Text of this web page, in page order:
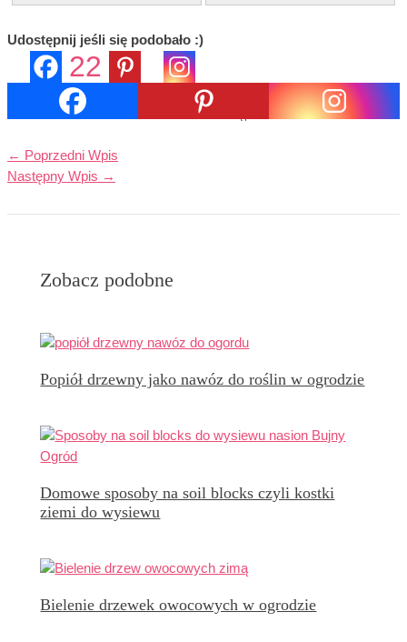
Udostępnij jeśli się podobało :)
22
22
← Poprzedni Wpis
Następny Wpis →
Zobacz podobne
Popiół drzewny jako nawóz do roślin w ogrodzie
Domowe sposoby na soil blocks czyli kostki
ziemi do wysiewu
Bielenie drzewek owocowych w ogrodzie